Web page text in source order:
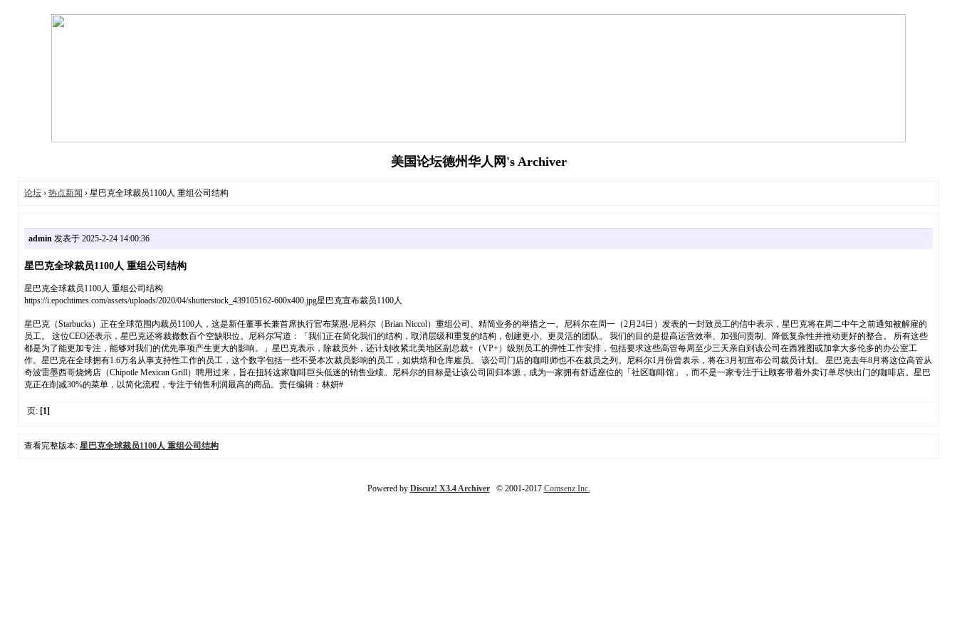
美国论坛德州华人网's Archiver
论坛› 热点新闻 › 星巴克全球裁员1100人 重组公司结构
admin发表于 2025-2-24 14:00:36
星巴克全球裁员1100人 重组公司结构
星巴克全球裁员1100人 重组公司结构
https://i.epochtimes.com/assets/uploads/2020/04/shutterstock_439105162-600x400.jpg星巴克宣布裁员1100人
星巴克（Starbucks）正在全球范围内裁员1100人，这是新任董事长兼首席执行官布莱恩‧尼科尔（Brian Niccol）重组公司、精简业务的举措之一。尼科尔在周一（2月24日）发表的一封致员工的信中表示，星巴克将在周二中午之前通知被解雇的
员工。 这位CEO还表示，星巴克还将裁撤数百个空缺职位。尼科尔写道：「我们正在简化我们的结构，取消层级和重复的结构，创建更小、更灵活的团队。 我们的目的是提高运营效率、加强问责制、降低复杂性并推动更好的整合。 所有这些
都是为了能更加专注，能够对我们的优先事项产生更大的影响。」星巴克表示，除裁员外，还计划收紧北美地区副总裁+（VP+）级别员工的弹性工作安排，包括要求这些高管每周至少三天亲自到该公司在西雅图或加拿大多伦多的办公室工
作。星巴克在全球拥有1.6万名从事支持性工作的员工，这个数字包括一些不受本次裁员影响的员工，如烘焙和仓库雇员。 该公司门店的咖啡师也不在裁员之列。尼科尔1月份曾表示，将在3月初宣布公司裁员计划。 星巴克去年8月将这位高管从
奇波雷墨西哥烧烤店（Chipotle Mexican Grill）聘用过来，旨在扭转这家咖啡巨头低迷的销售业绩。尼科尔的目标是让该公司回归本源，成为一家拥有舒适座位的「社区咖啡馆」，而不是一家专注于让顾客带着外卖订单尽快出门的咖啡店。星巴
克正在削减30%的菜单，以简化流程，专注于销售利润最高的商品。责任编辑：林妍#
页: [1]
查看完整版本: 星巴克全球裁员1100人 重组公司结构
Powered by Discuz! X3.4 Archiver© 2001-2017 Comsenz Inc.